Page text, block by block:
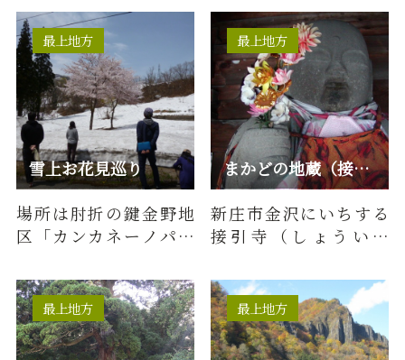
起点：マップ「神室山
登山道口駐車…
ながらも、温かみのあ
るアトリ…
雪上お花見巡り
最上地方
場所は肘折の鍵金野地
区「カンカネーノパー
ポットがあります。平成
20年に…
まかどの地蔵（接引寺）
最上地方
新庄市金沢にいちする
接引寺（しょういん
きな地蔵様が安置され
ています。…
最上地方 最上地方